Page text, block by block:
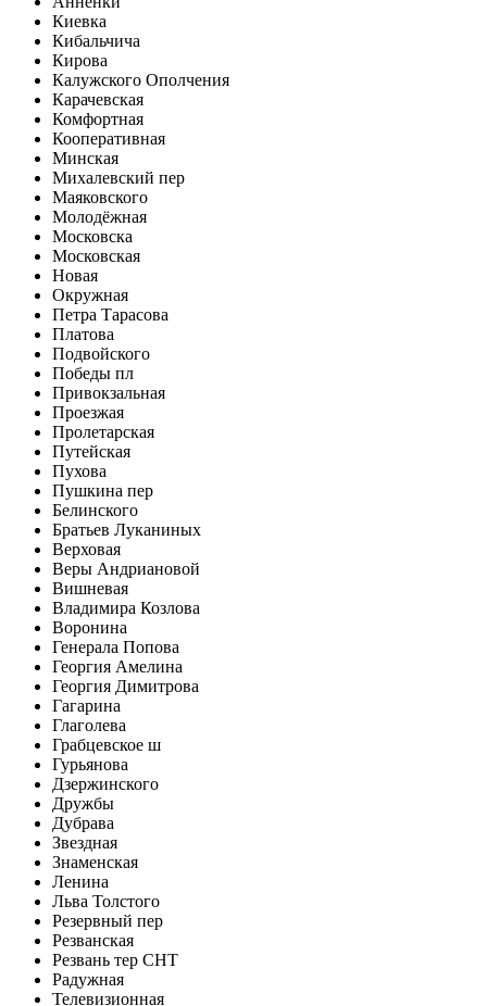
Киевка
Кибальчича
Кирова
Калужского Ополчения
Карачевская
Комфортная
Кооперативная
Минская
Михалевский пер
Маяковского
Молодёжная
Московска
Московская
Новая
Окружная
Петра Тарасова
Платова
Подвойского
Победы пл
Привокзальная
Проезжая
Пролетарская
Путейская
Пухова
Пушкина пер
Белинского
Братьев Луканиных
Верховая
Веры Андриановой
Вишневая
Владимира Козлова
Воронина
Генерала Попова
Георгия Амелина
Георгия Димитрова
Гагарина
Глаголева
Грабцевское ш
Гурьянова
Дзержинского
Дружбы
Дубрава
Звездная
Знаменская
Ленина
Льва Толстого
Резервный пер
Резванская
Резвань тер СНТ
Радужная
Телевизионная